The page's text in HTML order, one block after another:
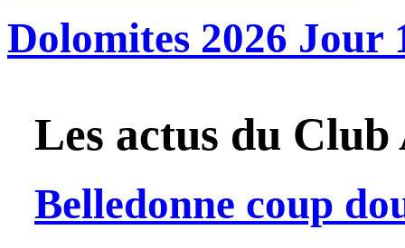
Dolomites 2026 Jour
Les actus du Club
Belledonne coup